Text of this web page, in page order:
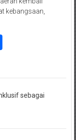
kebangsaan,
Share
sebagai